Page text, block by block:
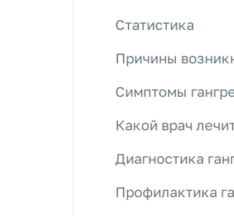
Статистика
Причины
Симптомы
Какой врач
Диагностика
Профилактика